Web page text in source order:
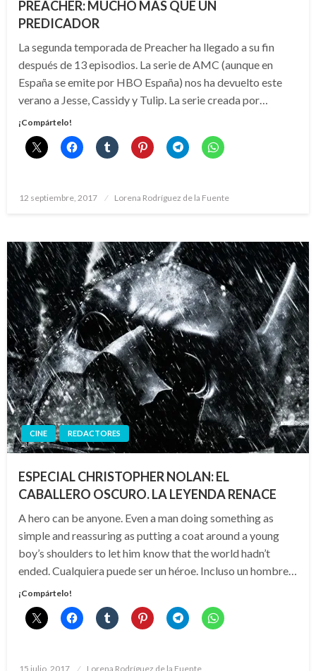
PREACHER: MUCHO MÁS QUE UN
PREDICADOR
La segunda temporada de Preacher ha llegado a su fin
después de 13 episodios. La serie de AMC (aunque en
España se emite por HBO España) nos ha devuelto este
verano a Jesse, Cassidy y Tulip. La serie creada por…
¡Compártelo!
Publicado
12 septiembre, 2017 Lorena Rodríguez de la Fuente
CINE REDACTORES
ESPECIAL CHRISTOPHER NOLAN: EL
CABALLERO OSCURO. LA LEYENDA RENACE
A hero can be anyone. Even a man doing something as
simple and reassuring as putting a coat around a young
boy’s shoulders to let him know that the world hadn’t
ended. Cualquiera puede ser un héroe. Incluso un hombre…
¡Compártelo!
Publicado
15 julio, 2017 Lorena Rodríguez de la Fuente